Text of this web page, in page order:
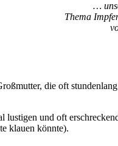
…
Thema
die oft
lustigen und oft
klauen könnte).